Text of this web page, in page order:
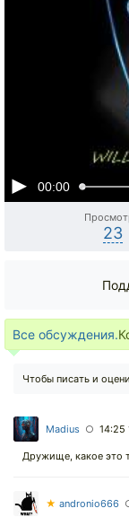
00:00
23
Все обсуждения.
Чтобы писать и
Madius ○ 14:25
Дружище, какое это
★ andronio666